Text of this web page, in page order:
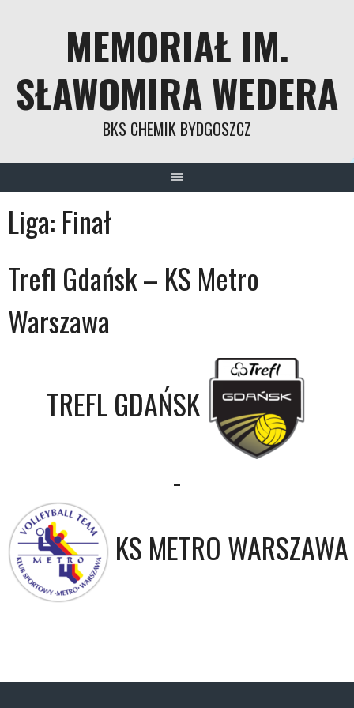
MEMORIAŁ IM.
SŁAWOMIRA WEDERA
BKS CHEMIK BYDGOSZCZ
Liga: Finał
Trefl Gdańsk – KS Metro
Warszawa
TREFL GDAŃSK
-
KS METRO WARSZAWA